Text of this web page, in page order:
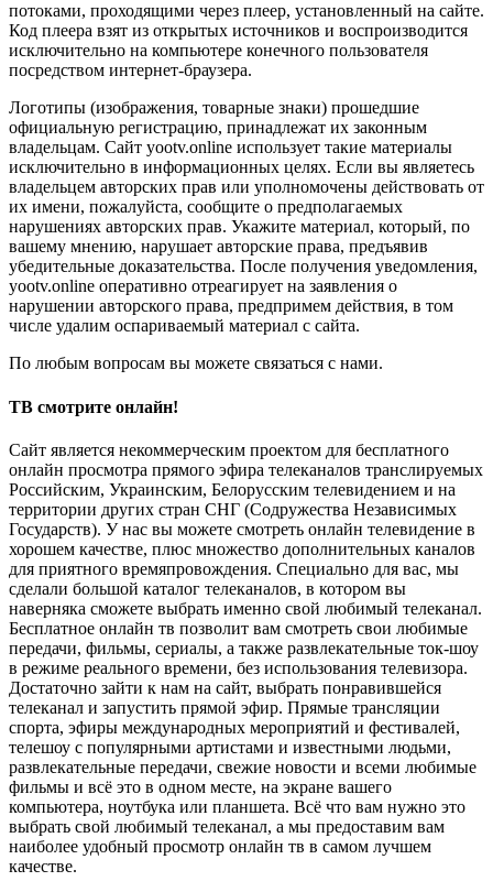
потоками, проходящими через плеер, установленный на сайте.
Код плеера взят из открытых источников и воспроизводится
исключительно на компьютере конечного пользователя
посредством интернет-браузера.
Логотипы (изображения, товарные знаки) прошедшие
официальную регистрацию, принадлежат их законным
владельцам. Сайт yootv.online использует такие материалы
исключительно в информационных целях. Если вы являетесь
владельцем авторских прав или уполномочены действовать от
их имени, пожалуйста, сообщите о предполагаемых
нарушениях авторских прав. Укажите материал, который, по
вашему мнению, нарушает авторские права, предъявив
убедительные доказательства. После получения уведомления,
yootv.online оперативно отреагирует на заявления о
нарушении авторского права, предпримем действия, в том
числе удалим оспариваемый материал с сайта.
По любым вопросам вы можете связаться с нами.
ТВ смотрите онлайн!
Сайт является некоммерческим проектом для бесплатного
онлайн просмотра прямого эфира телеканалов транслируемых
Российским, Украинским, Белорусским телевидением и на
территории других стран СНГ (Содружества Независимых
Государств). У нас вы можете смотреть онлайн телевидение в
хорошем качестве, плюс множество дополнительных каналов
для приятного времяпровождения. Специально для вас, мы
сделали большой каталог телеканалов, в котором вы
наверняка сможете выбрать именно свой любимый телеканал.
Бесплатное онлайн тв позволит вам смотреть свои любимые
передачи, фильмы, сериалы, а также развлекательные ток-шоу
в режиме реального времени, без использования телевизора.
Достаточно зайти к нам на сайт, выбрать понравившейся
телеканал и запустить прямой эфир. Прямые трансляции
спорта, эфиры международных мероприятий и фестивалей,
телешоу с популярными артистами и известными людьми,
развлекательные передачи, свежие новости и всеми любимые
фильмы и всё это в одном месте, на экране вашего
компьютера, ноутбука или планшета. Всё что вам нужно это
выбрать свой любимый телеканал, а мы предоставим вам
наиболее удобный просмотр онлайн тв в самом лучшем
качестве.